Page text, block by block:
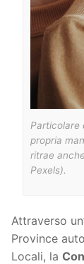
Particolare
propria
ritrae
Pexels).
Attraverso
Province
Locali, la